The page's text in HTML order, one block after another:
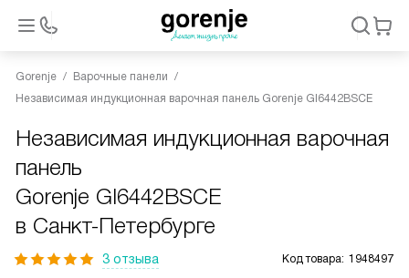
Gorenje
Варочные панели
Независимая индукционная варочная панель Gorenje GI6442BSCE
Независимая индукционная варочная
панель
Gorenje GI6442BSCE
в Санкт-Петербурге
3 отзыва Код товара: 1948497